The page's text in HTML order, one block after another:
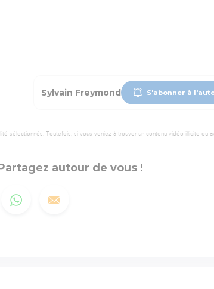
Sylvain Freymond S'abonner à
sélectionnés. Toutefois, si vous veniez à trouver un contenu vidéo illicite ou
autour de vous !